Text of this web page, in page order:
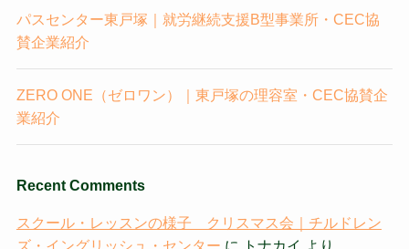
パスセンター東戸塚｜就労継続支援B型事業所・CEC協
賛企業紹介
ZERO ONE（ゼロワン）｜東戸塚の理容室・CEC協賛企
業紹介
Recent Comments
スクール・レッスンの様子 クリスマス会｜チルドレン
ズ・イングリッシュ・センター に トナカイ より